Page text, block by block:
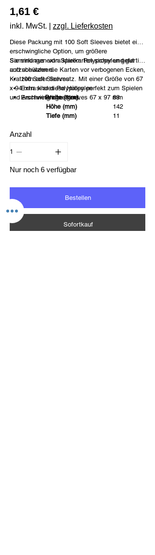
Preis
1,61 €
inkl. MwSt. zzgl. Lieferkosten
Diese Packung mit 100 Soft Sleeves bietet eine
erschwingliche Option, um größere
Sammlungen von Spielkarten sicher und gut
aufzubewahren.
Sie sind aus extra klarem Polypropylen gefertigt
und schützen die Karten vor verbogenen Ecken,
Kratzern oder Schmutz. Mit einer Größe von 67
x 94 mm sind diese Hüllen perfekt zum Spielen
und Archivieren geeignet.
100 Soft Sleeves
Extra klares Polypropylen
Erschwingliche Sleeves 67 x 97 mm
Breite (mm)
88
Höhe (mm)
142
Tiefe (mm)
11
Anzahl
Nur noch 6 verfügbar
Bestellen
Sofortkauf